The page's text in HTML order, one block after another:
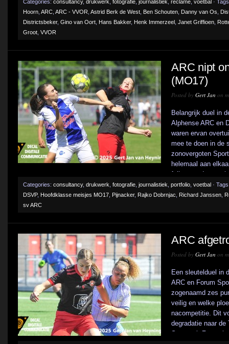
Categories: consultancy, drukwerk fotografie journalistiek reclame voetbal ·
Hoorn ARC ARC - VVOR Astrid Berk de West Ben Schouten Danny van Os
Districtsbeker, Gino van Oort Hans Bakker, Henk Immerzeel Janet Griffioen
Groot VVOR
ARC nipt
(MO17)
Posted by Gert Jan on
Belangrijk duel in
Alphense ARC en
waren ervan
mee te doen in de
zonovergoten
helemaal aan
feller aan de
Categories: consultancy, drukwerk fotografie journalistiek portfolio voetbal ·
DSVP, Hoofdklasse meisjes MO17 Pijnacker, Rajko Dobrnjac Richard Janssen
sv ARC
ARC
Posted by Gert Jan on
Een sleutelduel in
ARC en Forum
zogenaamd zes
veilig en welke
nacompetitie. Dit
degradatie naar
Sportpark